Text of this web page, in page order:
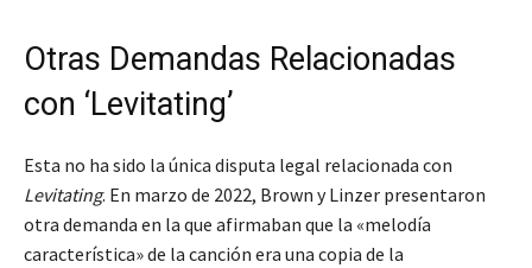
Otras Demandas Relacionadas
con ‘Levitating’
Esta no ha sido la única disputa legal relacionada con
Levitating. En marzo de 2022, Brown y Linzer presentaron
otra demanda en la que afirmaban que la «melodía
característica» de la canción era una copia de la